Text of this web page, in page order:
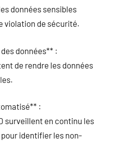
données sensibles
violation de sécurité.
données** :
de rendre les données
:
surveillent en continu les
identifier les non-